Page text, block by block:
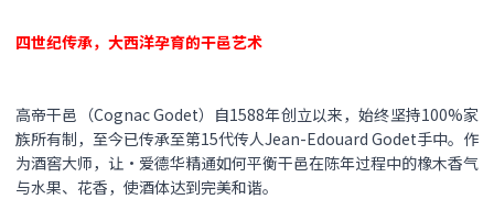
四世纪传承，大西洋孕育的干邑艺术
高帝干邑（Cognac Godet）自1588年创立以来，始终坚持100%家
族所有制，至今已传承至第15代传人Jean-Edouard Godet手中。作
为酒窖大师，让·爱德华精通如何平衡干邑在陈年过程中的橡木香气
与水果、花香，使酒体达到完美和谐。